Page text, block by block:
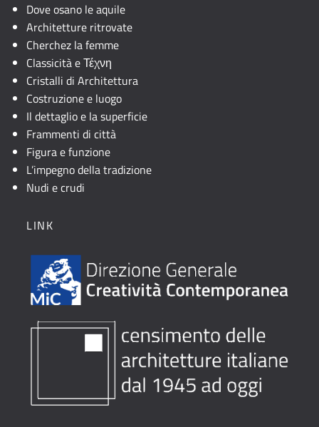
Dove osano le aquile
Architetture ritrovate
Cherchez la femme
Classicità e Τέχνη
Cristalli di Architettura
Costruzione e luogo
Il dettaglio e la superficie
Frammenti di città
Figura e funzione
L’impegno della tradizione
Nudi e crudi
LINK